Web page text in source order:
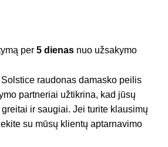
per5 dienas nuo užsakymo
partneriai užtikrina, kad jūsų
ir saugiai. Jei turite klausimų
su mūsų klientų aptarnavimo